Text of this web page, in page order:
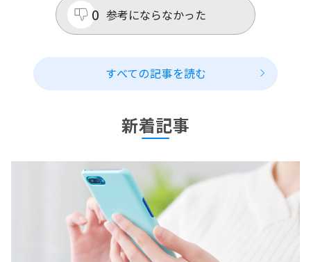
参考にならなかった
0
すべての記事を読む
新着記事